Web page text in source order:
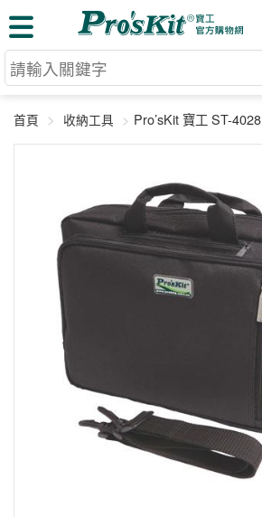
首頁 收納工具 Pro’sKit 寶工 ST-